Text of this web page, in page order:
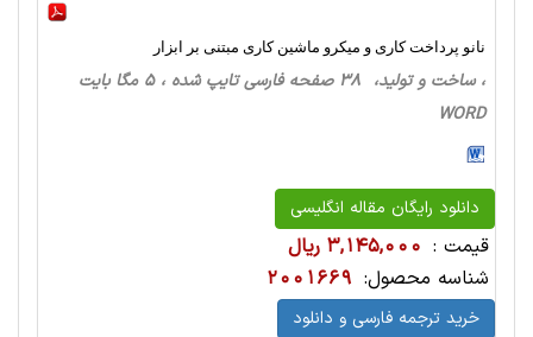
نانو پرداخت کاری و میکرو ماشین کاری مبتنی بر ابزار
، ساخت‌ و تولید، 38 صفحه فارسی تایپ شده ، 5 مگا بایت
WORD
دانلود رایگان مقاله انگلیسی
قیمت : 3,145,000 ریال
شناسه محصول: 2001669
خرید ترجمه فارسی و دانلود